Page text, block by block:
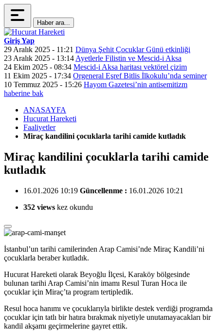
Haber ara...
Giriş Yap
29 Aralık 2025 - 11:21 Dünya Şehit Çocuklar Günü etkinliği
23 Aralık 2025 - 13:14 Ayetlerle Filistin ve Mescid-i Aksa
24 Ekim 2025 - 08:34 Mescid-i Aksa haritası vektörel çizim
11 Ekim 2025 - 17:34 Orgeneral Eşref Bitlis İlkokulu’nda seminer
10 Temmuz 2025 - 15:26 Hayom Gazetesi’nin antisemitizm
haberine bak
ANASAYFA
Hucurat Hareketi
Faaliyetler
Miraç kandilini çocuklarla tarihi camide kutladık
Miraç kandilini çocuklarla tarihi camide
kutladık
16.01.2026 10:19 Güncellenme : 16.01.2026 10:21
352 views kez okundu
İstanbul’un tarihi camilerinden Arap Camisi’nde Miraç Kandili’ni
çocuklarla beraber kutladık.
Hucurat Hareketi olarak Beyoğlu İlçesi, Karaköy bölgesinde
bulunan tarihi Arap Camisi’nin imamı Resul Turan Hoca ile
çocuklar için Miraç’ta program tertipledik.
Resul hoca hanımı ve çocuklarıyla birlikte destek verdiği programda
çocuklar için tatlı bir hatıra bırakmak niyetiyle unutamayacakları bir
kandil akşamı geçirmelerine gayret ettik.